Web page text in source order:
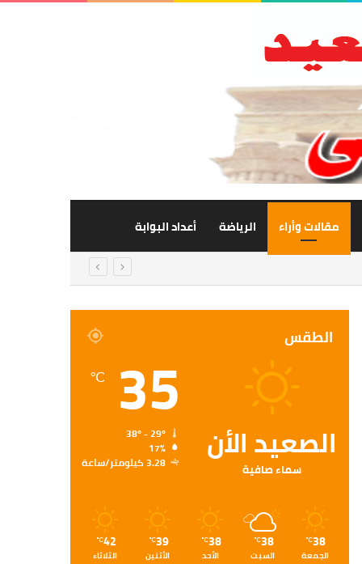
مقالات وأراء الرياضة أعداد البوابة
الطقس
الصعيد الأن
سماء صافية
35
℃
17%
3.28 كيلومتر/ساعة
38
℃
الجمعة
38
℃
السبت
38
℃
الأحد
39
℃
الأثنين
42
℃
الثلاثاء